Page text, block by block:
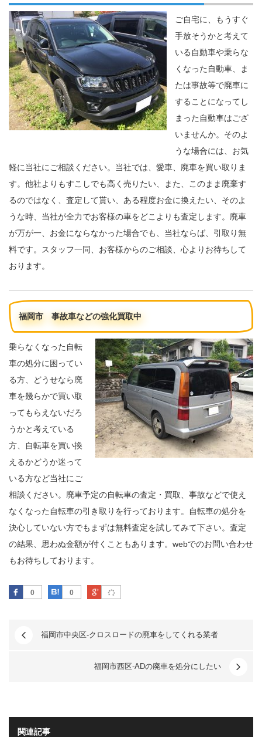
ご自宅に、もうすぐ
手放そうかと考えて
いる自動車や乗らな
くなった自動車、ま
たは事故等で廃車に
することになってし
まった自動車はござ
いませんか。そのよ
うな場合には、お気
軽に当社にご相談ください。当社では、愛車、廃車を買い取りま
す。他社よりもすこしでも高く売りたい、また、このまま廃棄す
るのではなく、査定して貰い、ある程度お金に換えたい、そのよ
うな時、当社が全力でお客様の車をどこよりも査定します。廃車
が万が一、お金にならなかった場合でも、当社ならば、引取り無
料です。スタッフ一同、お客様からのご相談、心よりお待ちして
おります。
福岡市 事故車などの強化買取中
乗らなくなった自転
車の処分に困ってい
る方、どうせなら廃
車を幾らかで買い取
ってもらえないだろ
うかと考えている
方、自転車を買い換
えるかどうか迷って
いる方など当社にご
相談ください。廃車予定の自転車の査定・買取、事故などで使え
なくなった自転車の引き取りを行っております。自転車の処分を
決心していない方でもまずは無料査定を試してみて下さい。査定
の結果、思わぬ金額が付くこともあります。webでのお問い合わせ
もお待ちしております。
0
Facebook 0
はてなブックマーク
Google Plus
福岡市中央区-クロスロードの廃車をしてくれる業者
福岡市西区-ADの廃車を処分にしたい
関連記事